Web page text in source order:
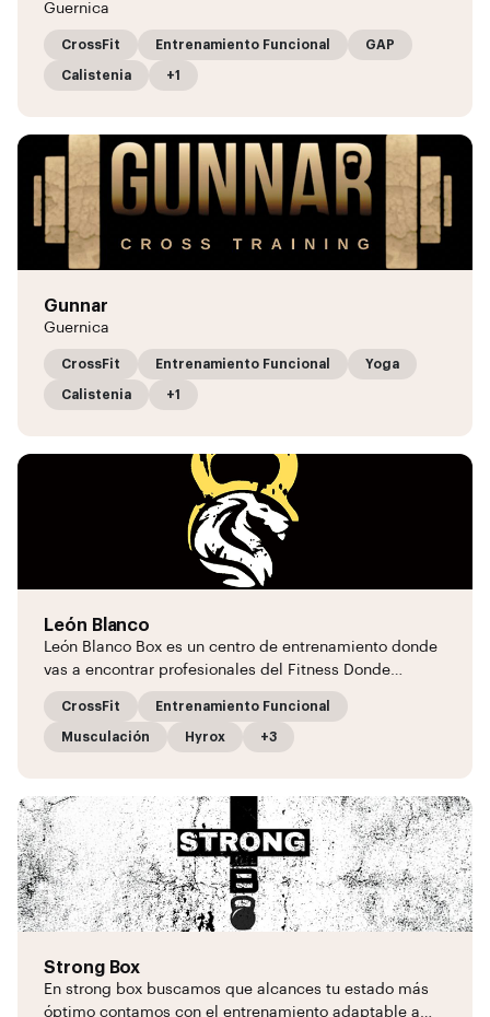
Guernica
CrossFit Entrenamiento Funcional GAP
Calistenia +1
Gunnar
Guernica
CrossFit Entrenamiento Funcional Yoga
Calistenia +1
León Blanco
León Blanco Box es un centro de entrenamiento donde
vas a encontrar profesionales del Fitness Donde…
CrossFit Entrenamiento Funcional
Musculación Hyrox +3
Strong Box
En strong box buscamos que alcances tu estado más
óptimo contamos con el entrenamiento adaptable a…